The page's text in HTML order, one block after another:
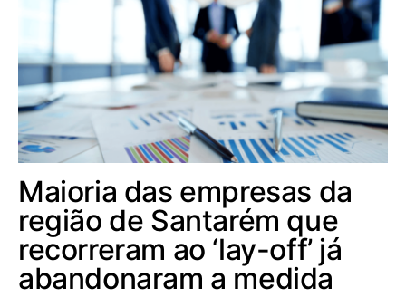
Maioria das empresas da
região de Santarém que
recorreram ao ‘lay-off’ já
abandonaram a medida